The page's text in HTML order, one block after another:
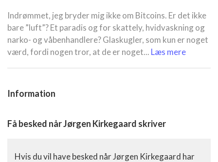
Indrømmet, jeg bryder mig ikke om Bitcoins. Er det ikke
bare ”luft”? Et paradis og for skattely, hvidvaskning og
narko- og våbenhandlere? Glaskugler, som kun er noget
værd, fordi nogen tror, at de er noget... Læs mere
Information
Få besked når Jørgen Kirkegaard skriver
Hvis du vil have besked når Jørgen Kirkegaard har